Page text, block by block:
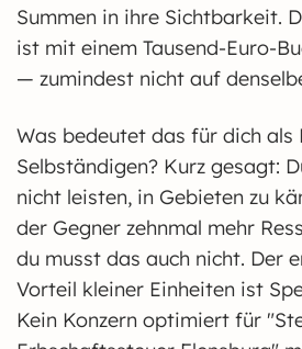
Summen in ihre Sichtbarkeit.
ist mit einem Tausend-Euro-
— zumindest nicht auf
Was bedeutet das für dich als
Selbständigen? Kurz gesagt:
nicht leisten, in Gebieten zu
der Gegner zehnmal mehr
du musst das auch nicht. Der
Vorteil kleiner Einheiten ist
Kein Konzern optimiert für